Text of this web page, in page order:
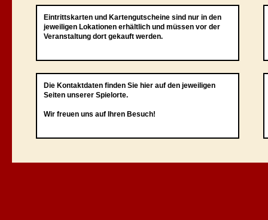
Eintrittskarten und Kartengutscheine sind nur in den
jeweiligen Lokationen erhältlich und müssen vor der
Veranstaltung dort gekauft werden.
Die Kontaktdaten finden Sie hier auf den jeweiligen
Seiten unserer Spielorte.
Wir freuen uns auf Ihren Besuch!